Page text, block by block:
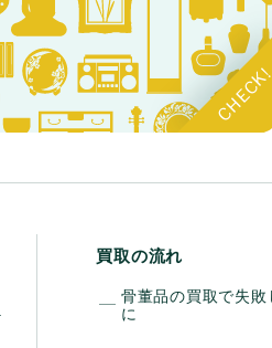
買取の流れ
骨董品の買取で失敗
に